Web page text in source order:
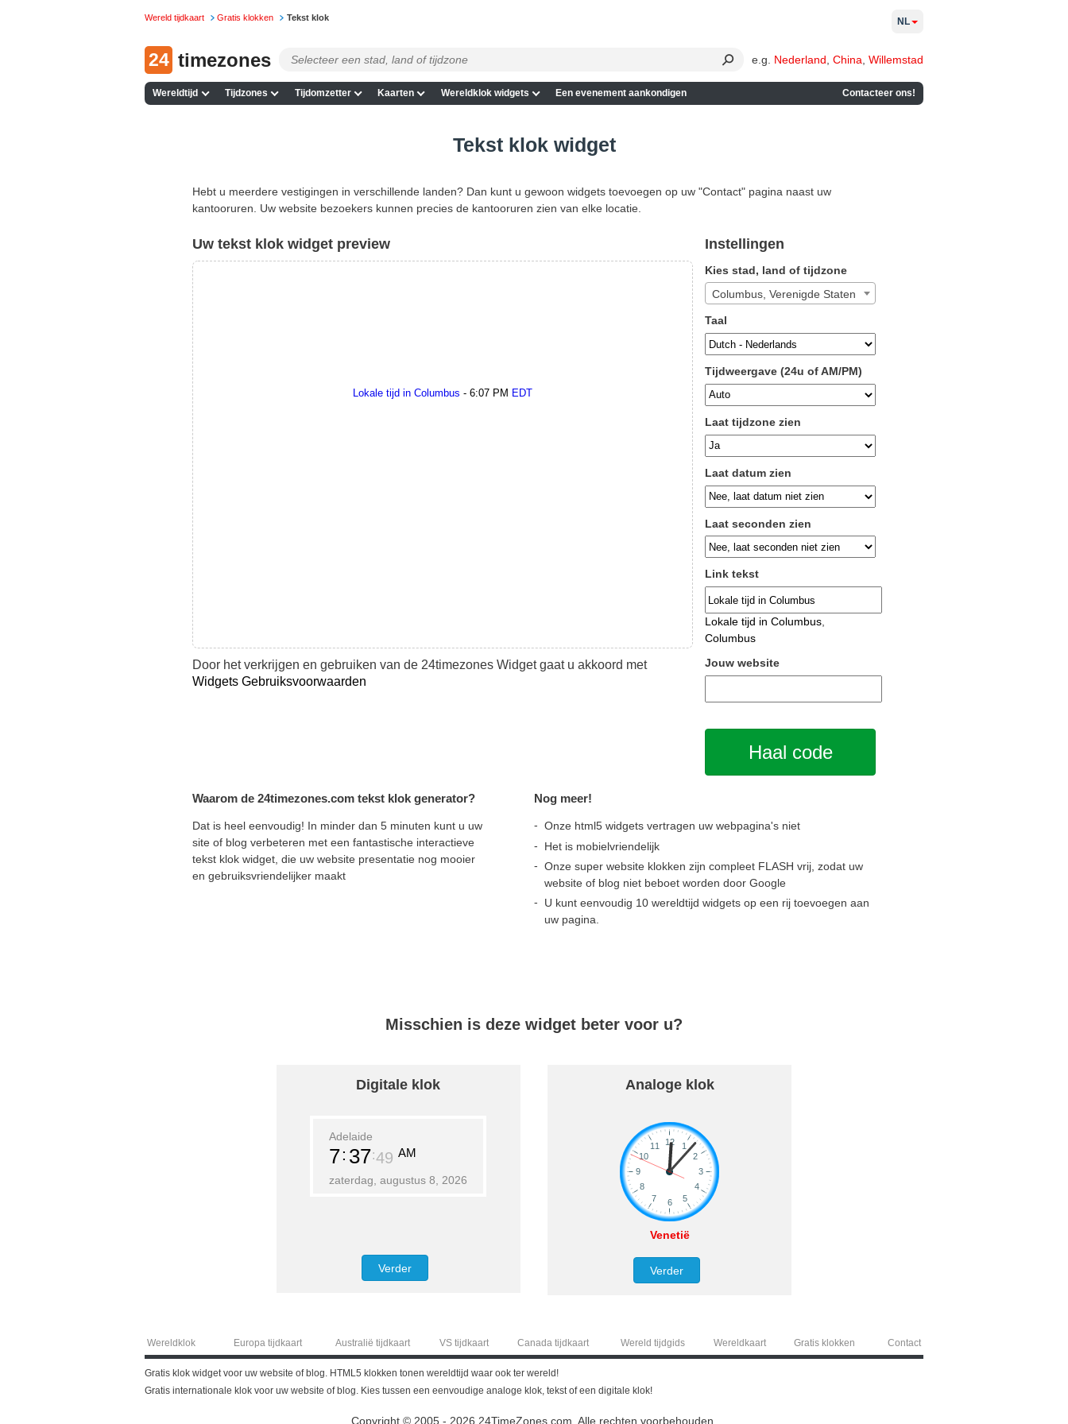
Wereld tijdkaart Gratis klokken Tekst klok
24 timezones e.g. Nederland China Willemstad
Wereldtijd Tijdzones Tijdomzetter Kaarten Wereldklok widgets Een evenement aankondigen Contacteer ons!
NL
Tekst klok widget
Hebt u meerdere vestigingen in verschillende landen? Dan kunt u gewoon widgets toevoegen op uw "Contact" pagina naast uw
kantooruren. Uw website bezoekers kunnen precies de kantooruren zien van elke locatie.
Uw tekst klok widget preview
Door het verkrijgen en gebruiken van de 24timezones Widget gaat u akkoord met
Widgets Gebruiksvoorwaarden
Instellingen
Kies stad, land of tijdzone
Columbus, Verenigde Staten
Taal
Tijdweergave (24u of AM/PM)
Laat tijdzone zien
Laat datum zien
Laat seconden zien
Link tekst
Lokale tijd in Columbus
Columbus
Jouw website
Haal code
Waarom de 24timezones.com tekst klok generator?
Dat is heel eenvoudig! In minder dan 5 minuten kunt u uw
site of blog verbeteren met een fantastische interactieve
tekst klok widget, die uw website presentatie nog mooier
en gebruiksvriendelijker maakt
Nog meer!
Onze html5 widgets vertragen uw webpagina's niet
Het is mobielvriendelijk
Onze super website klokken zijn compleet FLASH vrij, zodat uw
website of blog niet beboet worden door Google
U kunt eenvoudig 10 wereldtijd widgets op een rij toevoegen aan
uw pagina.
Misschien is deze widget beter voor u?
Digitale klok
Adelaide
7 37 49 AM
zaterdag, augustus 8, 2026
Verder
Analoge klok
Venetië
Verder
Wereldklok Europa tijdkaart Australië tijdkaart VS tijdkaart Canada tijdkaart Wereld tijdgids Wereldkaart Gratis klokken Contact
Gratis klok widget voor uw website of blog. HTML5 klokken tonen wereldtijd waar ook ter wereld!
Gratis internationale klok voor uw website of blog. Kies tussen een eenvoudige analoge klok, tekst of een digitale klok!
Copyright © 2005 - 2026 24TimeZones.com. Alle rechten voorbehouden.